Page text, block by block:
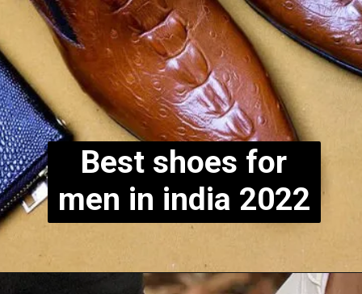
Best shoes for
men in india 2022